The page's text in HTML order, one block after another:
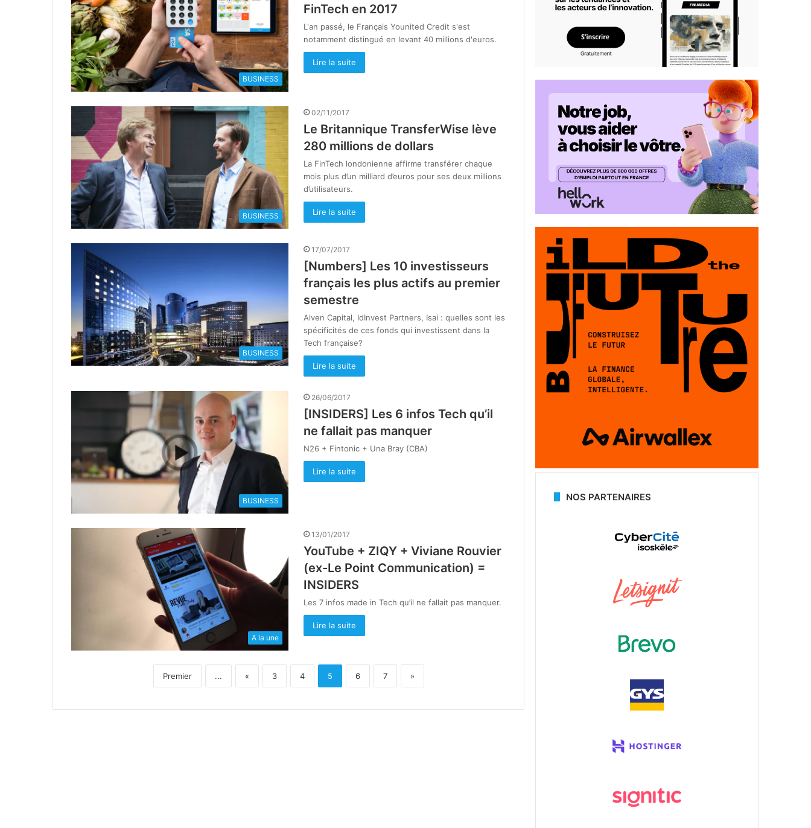
BUSINESS
FinTech en 2017
L'an passé, le Français Younited Credit s'est
notamment distingué en levant 40 millions d'euros.
Lire la suite
BUSINESS
02/11/2017
Le Britannique TransferWise lève
280 millions de dollars
La FinTech londonienne affirme transférer chaque
mois plus d’un milliard d’euros pour ses deux millions
d’utilisateurs.
Lire la suite
BUSINESS
17/07/2017
[Numbers] Les 10 investisseurs
français les plus actifs au premier
semestre
Alven Capital, IdInvest Partners, Isai : quelles sont les
spécificités de ces fonds qui investissent dans la
Tech française?
Lire la suite
BUSINESS
26/06/2017
[INSIDERS] Les 6 infos Tech qu’il
ne fallait pas manquer
N26 + Fintonic + Una Bray (CBA)
Lire la suite
A la une
13/01/2017
YouTube + ZIQY + Viviane Rouvier
(ex-Le Point Communication) =
INSIDERS
Les 7 infos made in Tech qu’il ne fallait pas manquer.
Lire la suite
Premier ... « 3 4 5 6 7 »
NOS PARTENAIRES